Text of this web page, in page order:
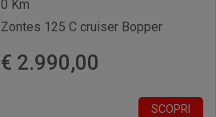
0 Km
Zontes 125 C cruiser Bopper
€ 2.990,00
SCOPRI